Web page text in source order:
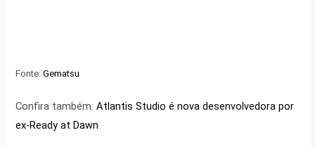
Fonte:Gematsu
Confira também:Atlantis Studio é nova desenvolvedora por
ex-Ready at Dawn